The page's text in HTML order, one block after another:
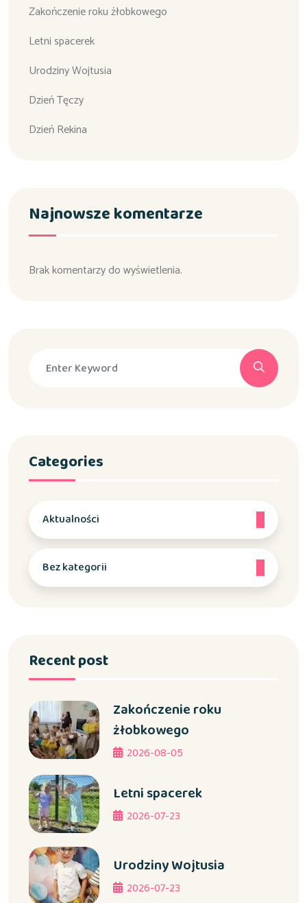
Zakończenie roku żłobkowego
Letni spacerek
Urodziny Wojtusia
Dzień Tęczy
Dzień Rekina
Najnowsze komentarze
Brak komentarzy do wyświetlenia.
Categories
Aktualności
Bez kategorii
Recent post
Zakończenie roku
żłobkowego
2026-08-05
Letni spacerek
2026-07-23
Urodziny Wojtusia
2026-07-23